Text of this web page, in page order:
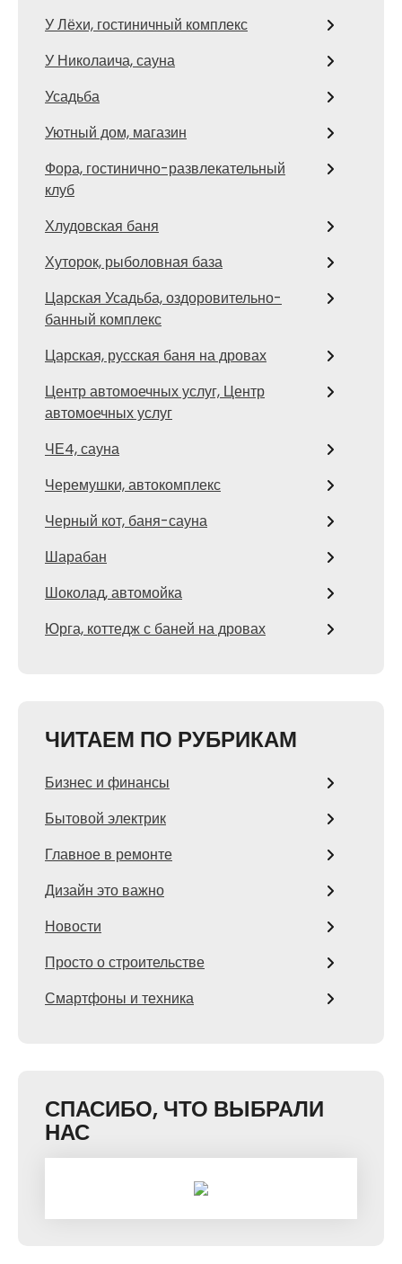
У Лёхи, гостиничный комплекс
У Николаича, сауна
Усадьба
Уютный дом, магазин
Фора, гостинично-развлекательный
клуб
Хлудовская баня
Хуторок, рыболовная база
Царская Усадьба, оздоровительно-
банный комплекс
Царская, русская баня на дровах
Центр автомоечных услуг, Центр
автомоечных услуг
ЧЕ4, сауна
Черемушки, автокомплекс
Черный кот, баня-сауна
Шарабан
Шоколад, автомойка
Юрга, коттедж с баней на дровах
ЧИТАЕМ ПО РУБРИКАМ
Бизнес и финансы
Бытовой электрик
Главное в ремонте
Дизайн это важно
Новости
Просто о строительстве
Смартфоны и техника
СПАСИБО, ЧТО ВЫБРАЛИ
НАС